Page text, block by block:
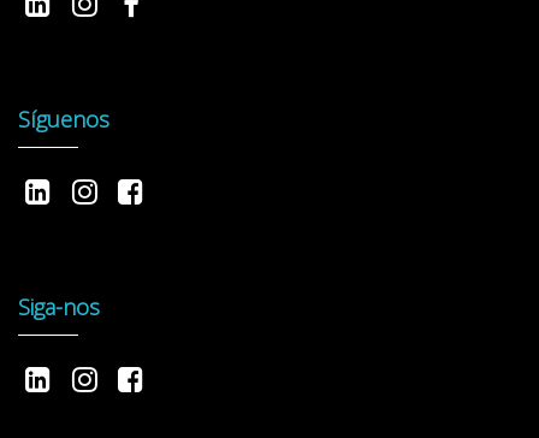
Síguenos
Siga-nos